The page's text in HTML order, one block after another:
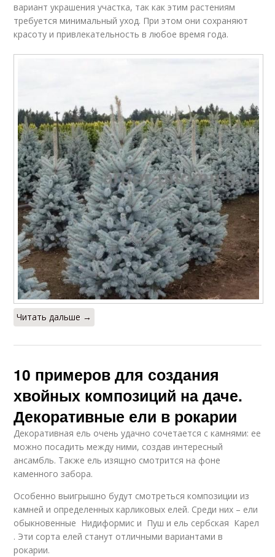
вариант украшения участка, так как этим растениям
требуется минимальный уход. При этом они сохраняют
красоту и привлекательность в любое время года.
Читать дальше →
10 примеров для создания
хвойных композиций на даче.
Декоративные ели в рокарии
Декоративная ель очень удачно сочетается с камнями: ее
можно посадить между ними, создав интересный
ансамбль. Также ель изящно смотрится на фоне
каменного забора.
Особенно выигрышно будут смотреться композиции из
камней и определенных карликовых елей. Среди них – ели
обыкновенные Нидиформис и Пуш и ель сербская Карел
. Эти сорта елей станут отличными вариантами в
рокарии.